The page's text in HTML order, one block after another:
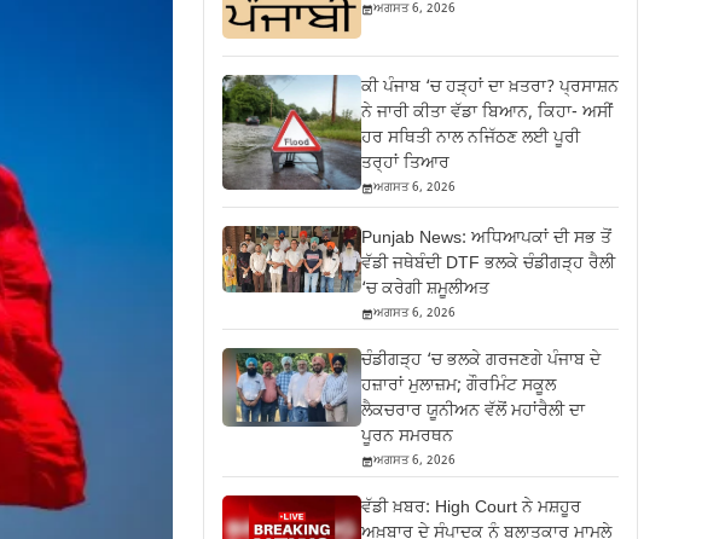
ਅਗਸਤ 6, 2026
ਕੀ ਪੰਜਾਬ ‘ਚ ਹੜ੍ਹਾਂ ਦਾ ਖ਼ਤਰਾ? ਪ੍ਰਸਾਸ਼ਨ
ਨੇ ਜਾਰੀ ਕੀਤਾ ਵੱਡਾ ਬਿਆਨ, ਕਿਹਾ- ਅਸੀਂ
ਹਰ ਸਥਿਤੀ ਨਾਲ ਨਜਿੱਠਣ ਲਈ ਪੂਰੀ
ਤਰ੍ਹਾਂ ਤਿਆਰ
ਅਗਸਤ 6, 2026
Punjab News: ਅਧਿਆਪਕਾਂ ਦੀ ਸਭ ਤੋਂ
ਵੱਡੀ ਜਥੇਬੰਦੀ DTF ਭਲਕੇ ਚੰਡੀਗੜ੍ਹ ਰੈਲੀ
‘ਚ ਕਰੇਗੀ ਸ਼ਮੂਲੀਅਤ
ਅਗਸਤ 6, 2026
ਚੰਡੀਗੜ੍ਹ ‘ਚ ਭਲਕੇ ਗਰਜਣਗੇ ਪੰਜਾਬ ਦੇ
ਹਜ਼ਾਰਾਂ ਮੁਲਾਜ਼ਮ; ਗੌਰਮਿੰਟ ਸਕੂਲ
ਲੈਕਚਰਾਰ ਯੂਨੀਅਨ ਵੱਲੋਂ ਮਹਾਂਰੈਲੀ ਦਾ
ਪੂਰਨ ਸਮਰਥਨ
ਅਗਸਤ 6, 2026
ਵੱਡੀ ਖ਼ਬਰ: High Court ਨੇ ਮਸ਼ਹੂਰ
ਅਖ਼ਬਾਰ ਦੇ ਸੰਪਾਦਕ ਨੂੰ ਬਲਾਤਕਾਰ ਮਾਮਲੇ